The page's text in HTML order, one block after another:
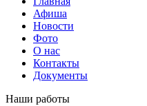
Афиша
Новости
Фото
О нас
Контакты
Документы
Наши работы